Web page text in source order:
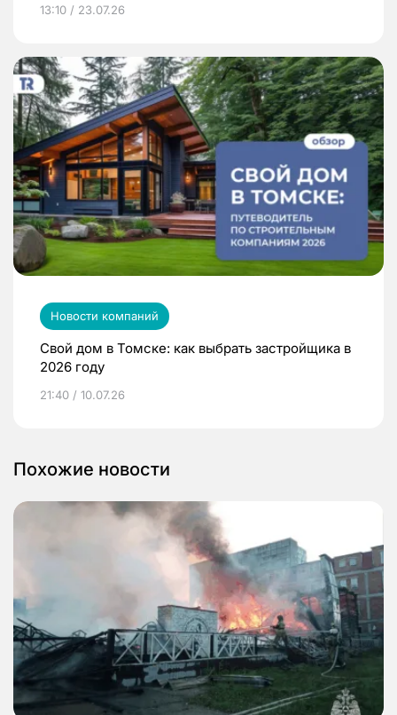
13:10 / 23.07.26
Новости компаний
Свой дом в Томске: как выбрать застройщика в
2026 году
21:40 / 10.07.26
Похожие новости